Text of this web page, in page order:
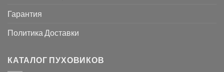
Гарантия
Политика Доставки
КАТАЛОГ ПУХОВИКОВ